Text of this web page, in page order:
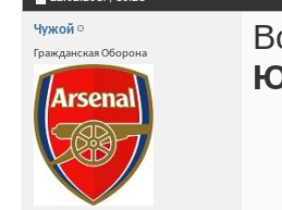
Чужой
Гражданская Оборона